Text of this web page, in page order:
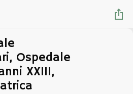
Ospedale
XXIII,